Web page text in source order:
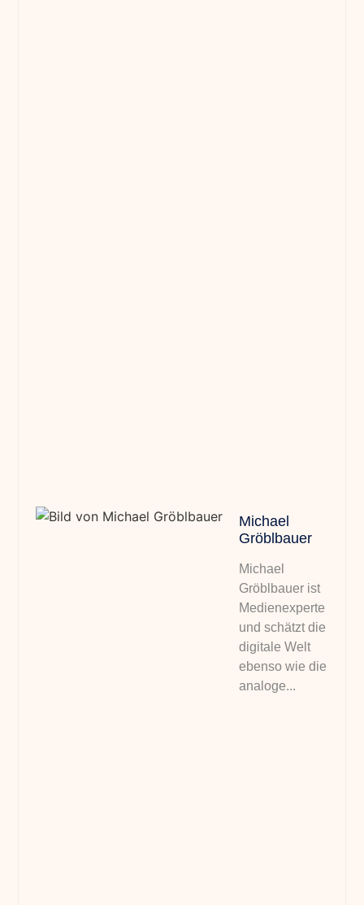
Michael
Gröblbauer
Michael
Gröblbauer ist
Medienexperte
und schätzt die
digitale Welt
ebenso wie die
analoge...